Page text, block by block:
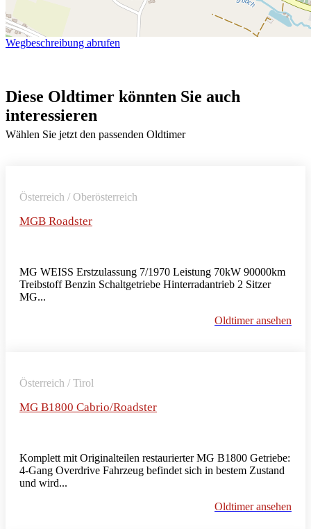
Wegbeschreibung abrufen
Diese Oldtimer könnten Sie auch
interessieren
Wählen Sie jetzt den passenden Oldtimer
Österreich / Oberösterreich
MGB Roadster
MG WEISS Erstzulassung 7/1970 Leistung 70kW 90000km
Treibstoff Benzin Schaltgetriebe Hinterradantrieb 2 Sitzer
MG...
Oldtimer ansehen
Österreich / Tirol
MG B1800 Cabrio/Roadster
Komplett mit Originalteilen restaurierter MG B1800 Getriebe:
4-Gang Overdrive Fahrzeug befindet sich in bestem Zustand
und wird...
Oldtimer ansehen